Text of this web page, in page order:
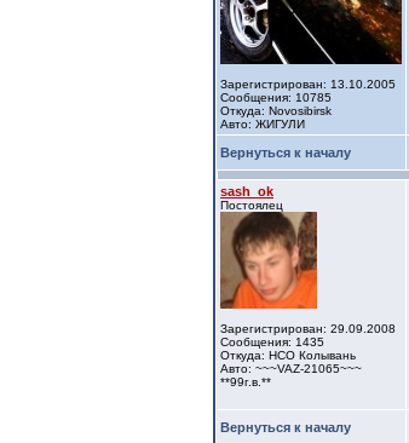
Зарегистрирован: 13.10.2005
Сообщения: 10785
Откуда: Novosibirsk
Авто: ЖИГУЛИ
Вернуться к началу
sash_ok
Постоялец
Зарегистрирован: 29.09.2008
Сообщения: 1435
Откуда: НСО Колывань
Авто: ~~~VAZ-21065~~~
**99г.в.**
Вернуться к началу